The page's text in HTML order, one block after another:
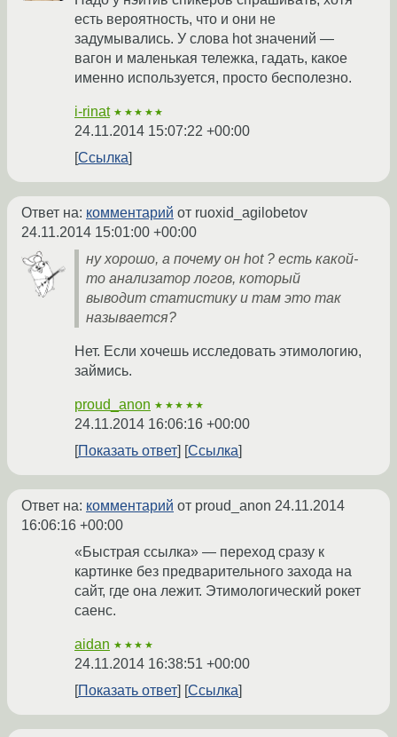
есть вероятность, что и они не
задумывались. У слова hot значений —
вагон и маленькая тележка, гадать, какое
именно используется, просто бесполезно.
i-rinat ★★★★★
24.11.2014 15:07:22 +00:00
Ссылка
Ответ на: комментарий от ruoxid_agilobetov
24.11.2014 15:01:00 +00:00
ну хорошо, а почему он hot ? есть какой-
то анализатор логов, который
выводит статистику и там это так
называется?
Нет. Если хочешь исследовать этимологию,
займись.
proud_anon ★★★★★
24.11.2014 16:06:16 +00:00
Показать ответ
Ссылка
Ответ на: комментарий от proud_anon 24.11.2014
16:06:16 +00:00
«Быстрая ссылка» — переход сразу к
картинке без предварительного захода на
сайт, где она лежит. Этимологический рокет
саенс.
aidan ★★★★
24.11.2014 16:38:51 +00:00
Показать ответ
Ссылка